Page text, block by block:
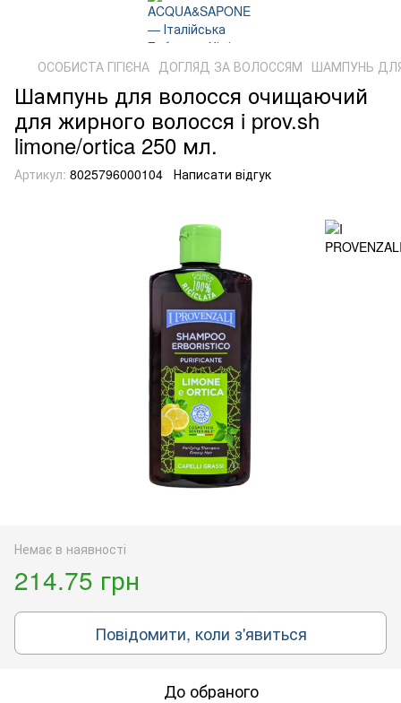
ОСОБИСТА ГІГІЄНА ДОГЛЯД ЗА ВОЛОССЯМ ШАМПУНЬ
Шампунь для волосся очищаючий
для жирного волосся i prov.sh
limone/ortica 250 мл.
Артикул: 8025796000104 Написати відгук
Немає в наявності
214.75 грн
Повідомити, коли з'явиться
До обраного